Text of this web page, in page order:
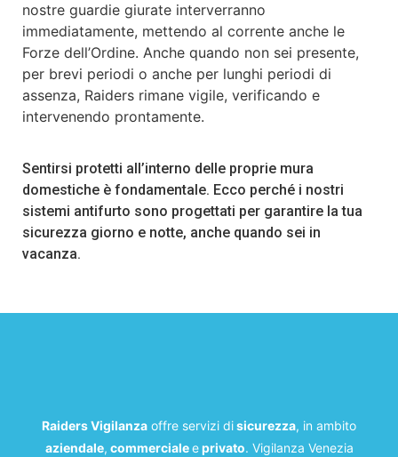
nostre guardie giurate interverranno
immediatamente, mettendo al corrente anche le
Forze dell’Ordine. Anche quando non sei presente,
per brevi periodi o anche per lunghi periodi di
assenza, Raiders rimane vigile, verificando e
intervenendo prontamente.
Sentirsi protetti all’interno delle proprie mura
domestiche è fondamentale. Ecco perché i nostri
sistemi antifurto sono progettati per garantire la tua
sicurezza giorno e notte, anche quando sei in
vacanza.
Raiders Vigilanza offre servizi disicurezza, in ambito
aziendale, commercialeeprivato. Vigilanza Venezia